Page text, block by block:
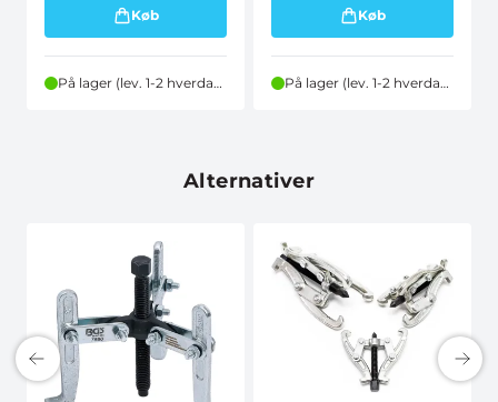
Køb
På lager (lev. 1-2 hverdage)
Køb
På lager (lev. 1-2 hverdage)
Alternativer